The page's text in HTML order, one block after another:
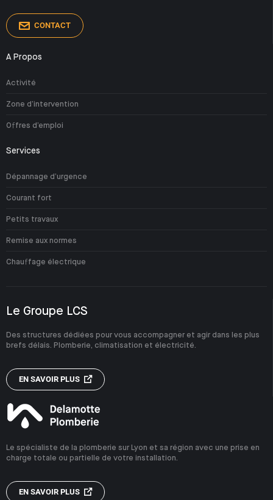
CONTACT
A Propos
Activité
Zone d’intervention
Offres d’emploi
Services
Dépannage d’urgence
Courant fort
Petits travaux
Remise aux normes
Chauffage électrique
Le Groupe LCS
Des structures dédiées pour vous accompagner et agir dans les plus
brefs délais. Plomberie, climatisation et électricité.
EN SAVOIR PLUS
Le spécialiste de la plomberie sur Lyon et sa région avec une prise en
charge totale ou partielle de votre installation.
EN SAVOIR PLUS